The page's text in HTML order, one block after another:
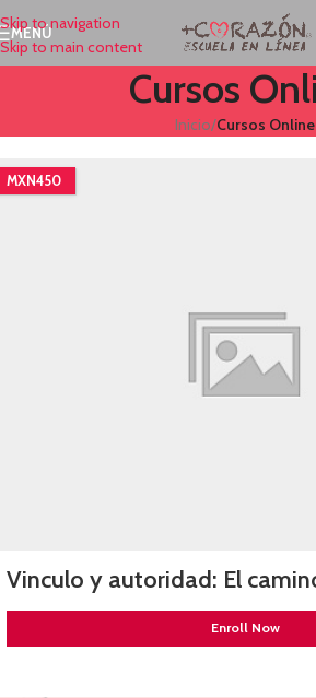
Skip to navigation
Skip to main content
MENÚ
Cursos
Inicio/Cursos Online
MXN450
Vinculo y autoridad: El
Enroll Now